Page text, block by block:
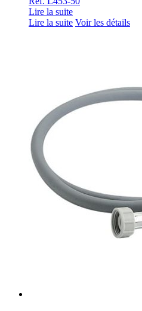
Lire la suite
Lire la suite Voir les détails